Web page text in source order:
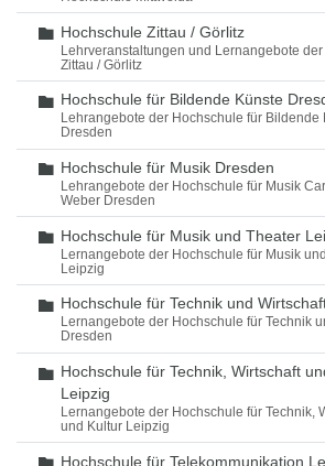
Ordner
Hochschule Zittau / Görlitz
Lehrveranstaltungen und Lernangebote
Zittau / Görlitz
Ordner
Hochschule für Bildende Künste
Lehrangebote der Hochschule für Bildende
Dresden
Ordner
Hochschule für Musik Dresden
Lehrangebote der Hochschule für Musik
Weber Dresden
Ordner
Hochschule für Musik und Theater
Lernangebote der Hochschule für Musik
Leipzig
Ordner
Hochschule für Technik und
Lernangebote der Hochschule für Technik
Dresden
Ordner
Hochschule für Technik, Wirtschaft
Leipzig
Lernangebote der Hochschule für Technik,
und Kultur Leipzig
Ordner
Hochschule für Telekommunikation